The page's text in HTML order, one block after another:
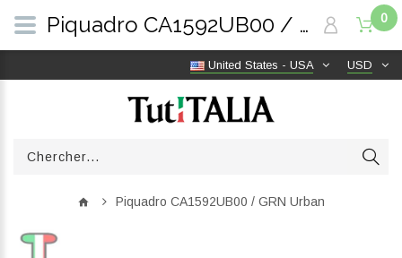
USD
United States - USA
0
Piquadro CA1592UB00 / GRN Urban
Piquadro CA1592UB00 / GRN Urban | TutITALIA